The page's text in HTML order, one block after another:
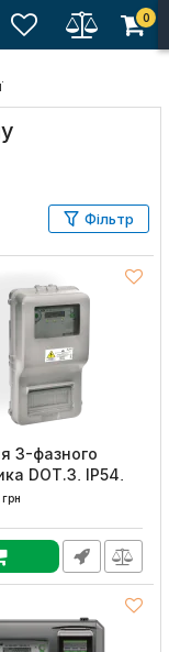
0
Фільтр
3-фазного
DOT.3, IP54,
грн